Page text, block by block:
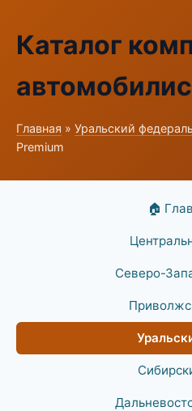
Каталог
Главная » Уральский
Premium
🏠
Северо-